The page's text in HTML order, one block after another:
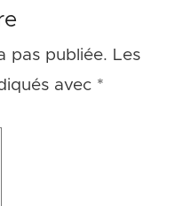
pas publiée. Les
avec *